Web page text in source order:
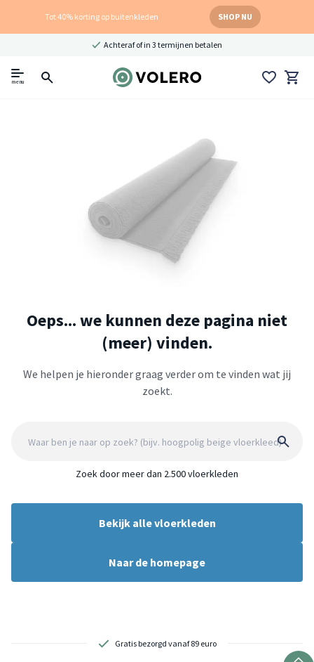
Tot 40% korting op buitenkleden SHOP NU
Achteraf of in 3 termijnen betalen
menu
Oeps... we kunnen deze pagina niet
(meer) vinden.
We helpen je hieronder graag verder om te vinden wat jij
zoekt.
Zoek door meer dan 2.500 vloerkleden
Bekijk alle vloerkleden
Naar de homepage
Gratis bezorgd vanaf 89 euro